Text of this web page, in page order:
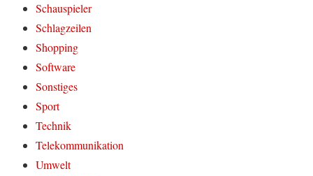
Schauspieler
Schlagzeilen
Shopping
Software
Sonstiges
Sport
Technik
Telekommunikation
Umwelt